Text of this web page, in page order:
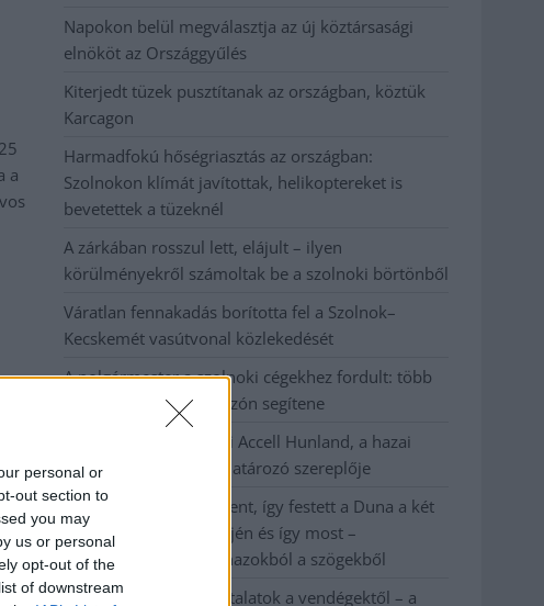
personal or
out section to
you may
us or personal
opt-out of the
of downstream
a
Napokon belül megválasztja az új köztársasági
elnököt az Országgyűlés
Kiterjedt tüzek pusztítanak az országban, köztük
Karcagon
Harmadfokú hőségriasztás az országban:
Szolnokon klímát javítottak, helikoptereket is
bevetettek a tüzeknél
A zárkában rosszul lett, elájult – ilyen
körülményekről számoltak be a szolnoki börtönből
Váratlan fennakadás borította fel a Szolnok–
Kecskemét vasútvonal közlekedését
A polgármester a szolnoki cégekhez fordult: több
száz elbocsátott dolgozón segítene
Csődbe ment a tószegi Accell Hunland, a hazai
kerékpárgyártás meghatározó szereplője
Egyszer fent, egyszer lent, így festett a Duna a két
évvel ezelőtti árvíz idején és így most –
fotógyűjtemény ugyanazokból a szögekből
Ilyenek eddig a tapasztalatok a vendégektől – a